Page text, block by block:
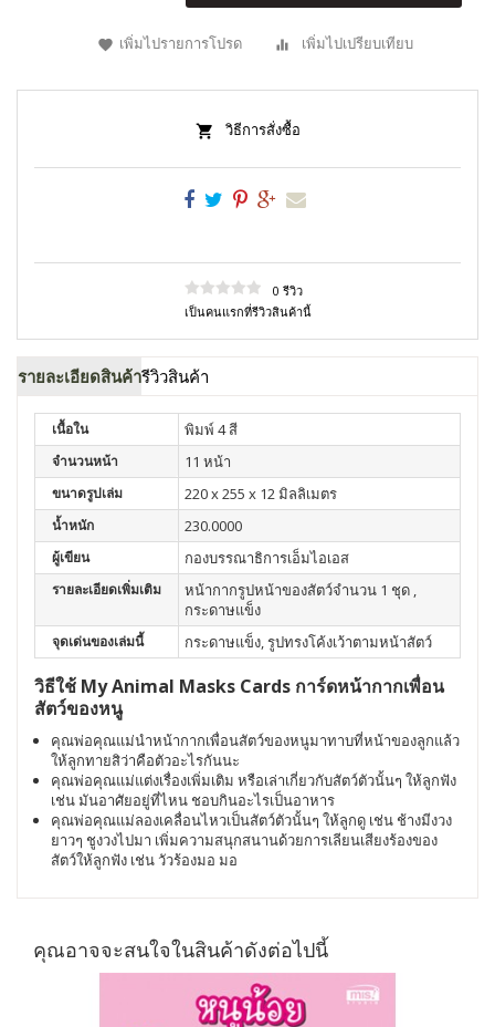
เพิ่มไปรายการโปรด เพิ่มไปเปรียบเทียบ
วิธีการสั่งซื้อ
0 รีวิว
เป็นคนแรกที่รีวิวสินค้านี้
รายละเอียดสินค้ารีวิวสินค้า
เนื้อใน พิมพ์ 4 สี
จำนวนหน้า 11 หน้า
ขนาดรูปเล่ม 220 x 255 x 12 มิลลิเมตร
น้ำหนัก 230.0000
ผู้เขียน กองบรรณาธิการเอ็มไอเอส
รายละเอียดเพิ่มเติม
หน้ากากรูปหน้าของสัตว์จำนวน 1 ชุด ,
กระดาษแข็ง
จุดเด่นของเล่มนี้ กระดาษแข็ง, รูปทรงโค้งเว้าตามหน้าสัตว์
วิธีใช้ My Animal Masks Cards การ์ดหน้ากากเพื่อน
สัตว์ของหนู
คุณพ่อคุณแม่นำหน้ากากเพื่อนสัตว์ของหนูมาทาบที่หน้าของลูกแล้ว
ให้ลูกทายสิว่าคือตัวอะไรกันนะ
คุณพ่อคุณแม่แต่งเรื่องเพิ่มเติม หรือเล่าเกี่ยวกับสัตว์ตัวนั้นๆ ให้ลูกฟัง
เช่น มันอาศัยอยู่ที่ไหน ชอบกินอะไรเป็นอาหาร
คุณพ่อคุณแม่ลองเคลื่อนไหวเป็นสัตว์ตัวนั้นๆ ให้ลูกดู เช่น ช้างมีงวง
ยาวๆ ชูงวงไปมา เพิ่มความสนุกสนานด้วยการเลียนเสียงร้องของ
สัตว์ให้ลูกฟัง เช่น วัวร้องมอ มอ
คุณอาจจะสนใจในสินค้าดังต่อไปนี้